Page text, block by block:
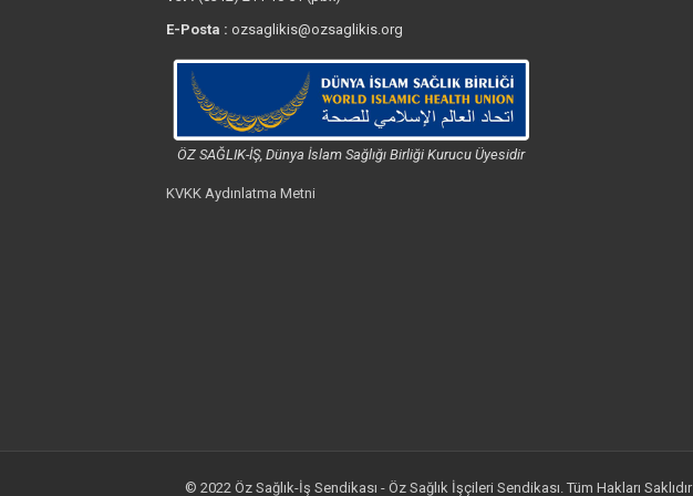
E-Posta : ozsaglikis@ozsaglikis.org
ÖZ SAĞLIK-İŞ, Dünya İslam Sağlığı Birliği Kurucu Üyesidir
KVKK Aydınlatma Metni
© 2022 Öz Sağlık-İş Sendikası - Öz Sağlık İşçileri Sendikası. Tüm Hakları Saklıdır